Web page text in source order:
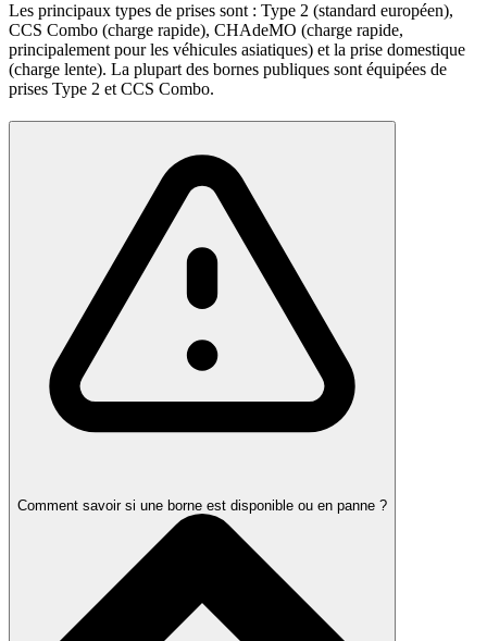
Les principaux types de prises sont : Type 2 (standard européen),
CCS Combo (charge rapide), CHAdeMO (charge rapide,
principalement pour les véhicules asiatiques) et la prise domestique
(charge lente). La plupart des bornes publiques sont équipées de
prises Type 2 et CCS Combo.
Comment savoir si une borne est disponible ou en panne ?